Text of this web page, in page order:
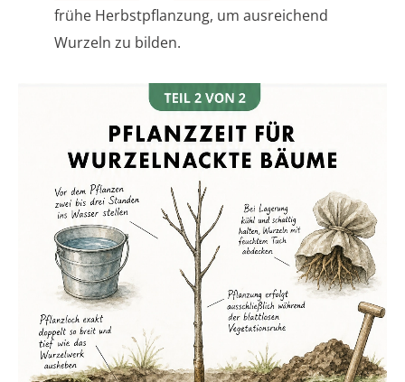
frühe Herbstpflanzung, um ausreichend
Wurzeln zu bilden.